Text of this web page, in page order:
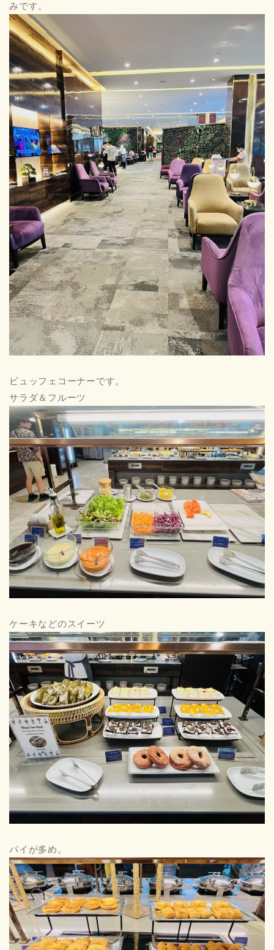
みです。
ビュッフェコーナーです。
サラダ＆フルーツ
ケーキなどのスイーツ
パイが多め。